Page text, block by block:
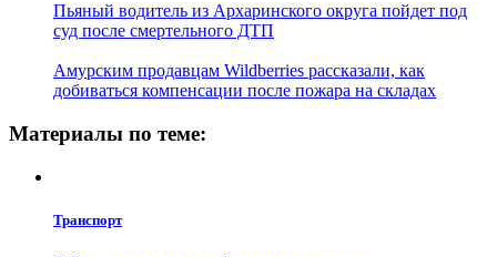
Пьяный водитель из Архаринского округа пойдет под
суд после смертельного ДТП
Амурским продавцам Wildberries рассказали, как
добиваться компенсации после пожара на складах
Материалы по теме:
Транспорт